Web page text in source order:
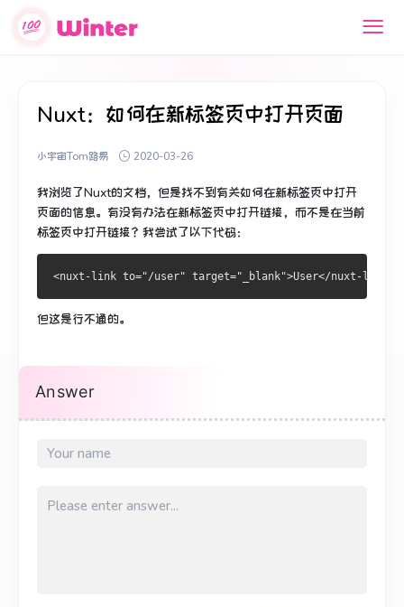
Nuxt：如何在新标签页中打开页面
小宇宙Tom路易 2020-03-26
我浏览了Nuxt的文档，但是找不到有关如何在新标签页中打开
页面的信息。 有没有办法在新标签页中打开链接，而不是在当前
标签页中打开链接？ 我尝试了以下代码：
但这是行不通的。
Answer